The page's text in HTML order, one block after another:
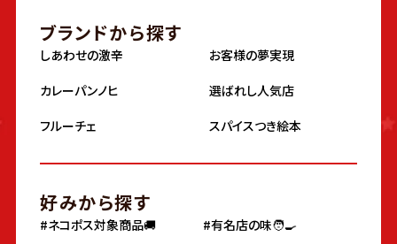
ブランドから探す
しあわせの激辛
お客様の夢実現
カレーパンノヒ
選ばれし人気店
フルーチェ
スパイスつき絵本
好みから探す
#ネコポス対象商品🚚
#有名店の味🧑‍🍳